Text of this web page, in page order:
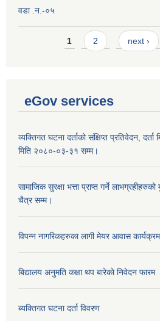
वडा .न.-०५
Pages1 2 next ›
eGov services
व्यक्तिगत घटना दर्ताको संक्षिप्त प्रतिवेदन,
मिति २०८०-०३-३१ सम्म।
सामाजिक सुरक्षा भत्ता प्राप्त गर्ने
चैत्र सम्म।
विपन्न नागरिकहरुका लागी मेयर आवास
बिद्यालय अनुमति कक्षा थप बारेकाे निवेदन फारम
ब्यक्तिगत घटना दर्ता विवरण